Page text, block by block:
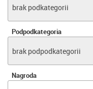
brak podkategorii
Podpodkategoria
brak podpodkategorii
Nagroda